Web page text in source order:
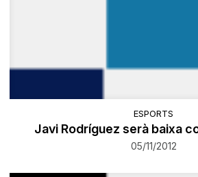
ESPORTS
Javi Rodríguez serà baixa
05/11/2012